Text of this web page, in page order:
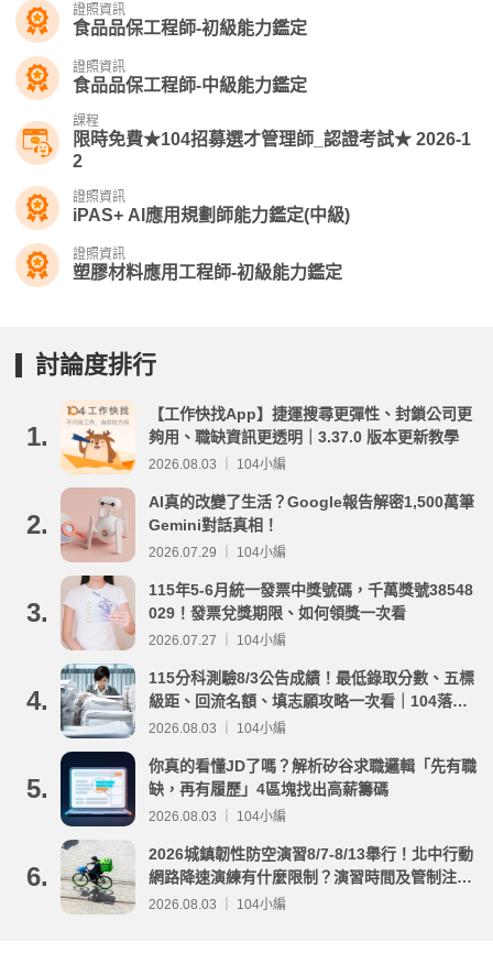
證照資訊
食品品保工程師-初級能力鑑定
證照資訊
食品品保工程師-中級能力鑑定
課程
限時免費★104招募選才管理師_認證考試★ 2026-1
2
證照資訊
iPAS+ AI應用規劃師能力鑑定(中級)
證照資訊
塑膠材料應用工程師-初級能力鑑定
討論度排行
1.
【工作快找App】捷運搜尋更彈性、封鎖公司更
夠用、職缺資訊更透明｜3.37.0 版本更新教學
2026.08.03 ｜ 104小編
2.
AI真的改變了生活？Google報告解密1,500萬筆
Gemini對話真相！
2026.07.29 ｜ 104小編
3.
115年5-6月統一發票中獎號碼，千萬獎號38548
029！發票兌獎期限、如何領獎一次看
2026.07.27 ｜ 104小編
4.
115分科測驗8/3公告成績！最低錄取分數、五標
級距、回流名額、填志願攻略一次看｜104落點
分析
2026.08.03 ｜ 104小編
5.
你真的看懂JD了嗎？解析矽谷求職邏輯「先有職
缺，再有履歷」4區塊找出高薪籌碼
2026.08.03 ｜ 104小編
6.
2026城鎮韌性防空演習8/7-8/13舉行！北中行動
網路降速演練有什麼限制？演習時間及管制注意
事項整理
2026.08.03 ｜ 104小編